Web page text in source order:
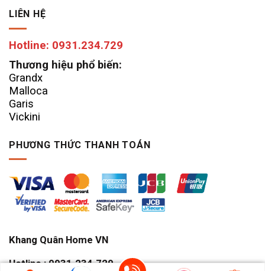
LIÊN HỆ
Hotline: 0931.234.729
Thương hiệu phổ biến:
Grandx
Malloca
Garis
Vickini
PHƯƠNG THỨC THANH TOÁN
Khang Quân Home VN
Hotline : 0931.234.729